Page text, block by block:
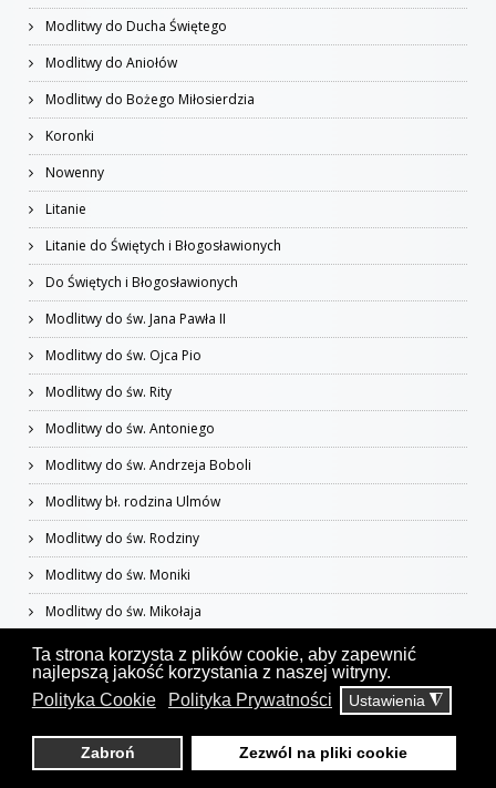
Ta strona korzysta z plików cookie, aby zapewnić
najlepszą jakość korzystania z naszej witryny.
Polityka Cookie
Polityka Prywatności Ustawienia ◮
Zabroń Zezwól na pliki cookie
Modlitwy do Ducha Świętego
Modlitwy do Aniołów
Modlitwy do Bożego Miłosierdzia
Koronki
Nowenny
Litanie
Litanie do Świętych i Błogosławionych
Do Świętych i Błogosławionych
Modlitwy do św. Jana Pawła II
Modlitwy do św. Ojca Pio
Modlitwy do św. Rity
Modlitwy do św. Antoniego
Modlitwy do św. Andrzeja Boboli
Modlitwy bł. rodzina Ulmów
Modlitwy do św. Rodziny
Modlitwy do św. Moniki
Modlitwy do św. Mikołaja
Modlitwy za Kościół i duchowieństwo
Modlitwy za Ojczyznę i pokój
Modlitwy za zmarłych i konających